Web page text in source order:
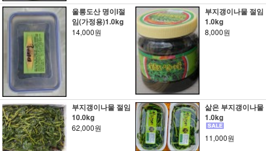
울릉도산 명이l절
임(가정용)1.0kg
14,000원
부지갱이나물 절임
1.0kg
8,000원
부지갱이나물 절임
10.0kg
62,000원
삶은 부지갱이나물
1.0kg
11,000원